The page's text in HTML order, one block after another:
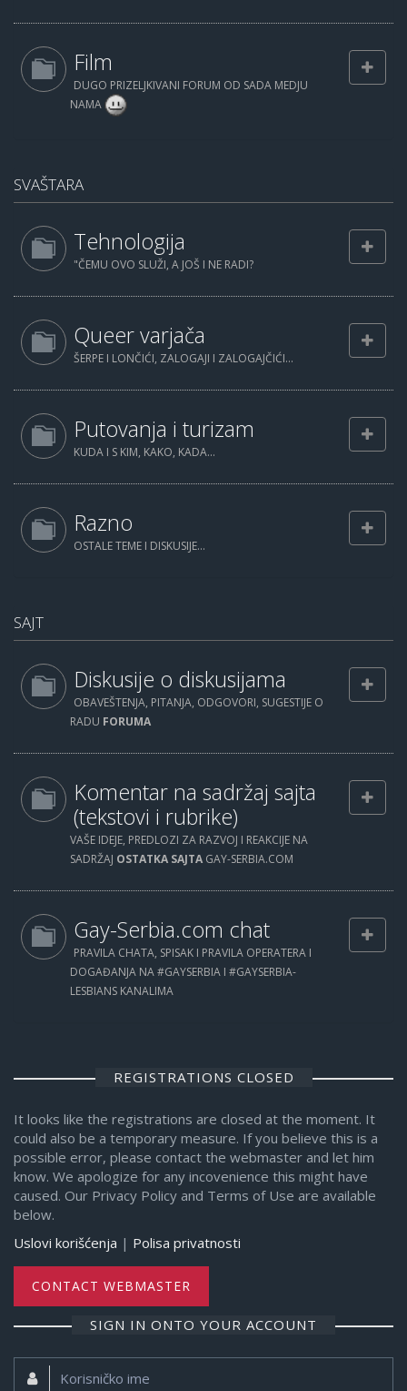
Film
DUGO PRIZELJKIVANI FORUM OD SADA MEDJU
NAMA
SVAŠTARA
Tehnologija
"ČEMU OVO SLUŽI, A JOŠ I NE RADI?
Queer varjača
ŠERPE I LONČIĆI, ZALOGAJI I ZALOGAJČIĆI...
Putovanja i turizam
KUDA I S KIM, KAKO, KADA...
Razno
OSTALE TEME I DISKUSIJE...
SAJT
Diskusije o diskusijama
OBAVEŠTENJA, PITANJA, ODGOVORI, SUGESTIJE O
RADU FORUMA
Komentar na sadržaj sajta
(tekstovi i rubrike)
VAŠE IDEJE, PREDLOZI ZA RAZVOJ I REAKCIJE NA
SADRŽAJ OSTATKA SAJTA GAY-SERBIA.COM
Gay-Serbia.com chat
PRAVILA CHATA, SPISAK I PRAVILA OPERATERA I
DOGAĐANJA NA #GAYSERBIA I #GAYSERBIA-
LESBIANS KANALIMA
REGISTRATIONS CLOSED
It looks like the registrations are closed at the moment. It
could also be a temporary measure. If you believe this is a
possible error, please contact the webmaster and let him
know. We apologize for any incovenience this might have
caused. Our Privacy Policy and Terms of Use are available
below.
Uslovi korišćenja | Polisa privatnosti
CONTACT WEBMASTER
SIGN IN ONTO YOUR ACCOUNT
Korisničko